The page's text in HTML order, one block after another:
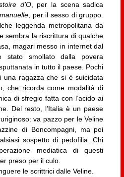
d’O, per la scena sadica
, per il sesso di gruppo.
leggenda metropolitana da
sembra la riscrittura di qualche
magari messo in internet dal
stato smollato dalla povera
in tutto il paese. Pochi
una ragazza che si è suicidata
che ricorda come modalità di
di sfregio fatta con l’acido ai
Del resto, l’Italia è un paese
va pazzo per le Veline
di Boncompagni, ma poi
sospetto di pedofilia. Chi
mediatica di questi
preso per il culo.
le scrittrici dalle Veline.